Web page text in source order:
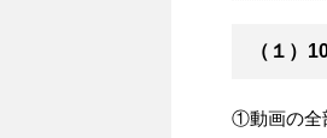
（１）
①動画の全